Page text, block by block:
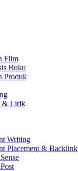
Film
Buku
Produk
& Lirik
Writing
Placement & Backlink